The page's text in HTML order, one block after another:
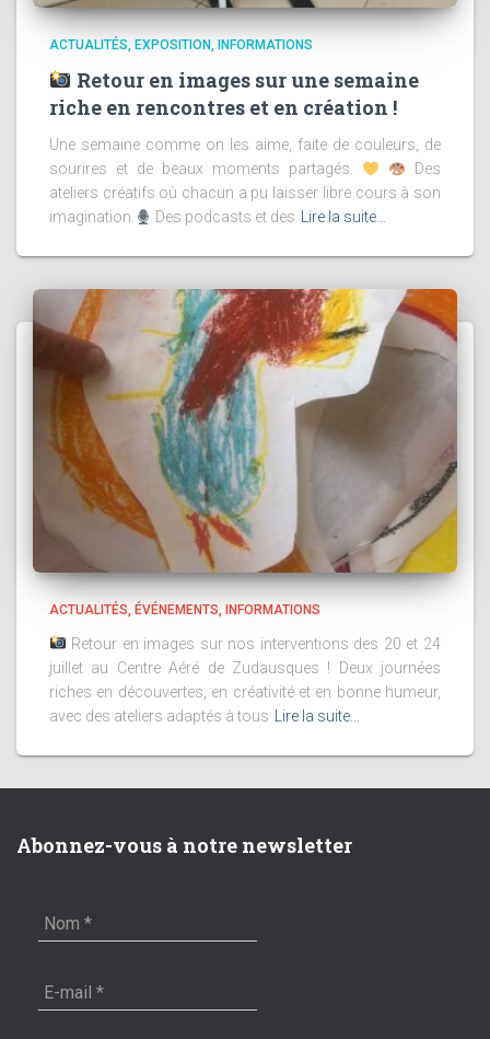
ACTUALITÉS EXPOSITION INFORMATIONS
Retour en images sur une semaine
riche en rencontres et en création !
Une semaine comme on les aime, faite de couleurs, de
sourires et de beaux moments partagés.
Des
ateliers créatifs où chacun a pu laisser libre cours à son
imagination.
Des podcasts et des Lire la suite…
ACTUALITÉS ÉVÉNEMENTS INFORMATIONS
Retour en images sur nos interventions des 20 et 24
juillet au Centre Aéré de Zudausques ! Deux journées
riches en découvertes, en créativité et en bonne humeur,
avec des ateliers adaptés à tous
Lire la suite…
Abonnez-vous à notre newsletter